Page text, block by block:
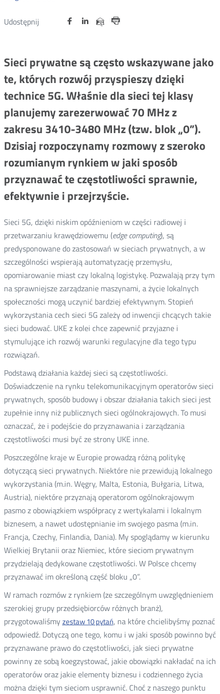
Udostępnij
Udostępnij
Twitter
Otwórz
Udostępnij
Facebook
OtwórzUdostępnij
Linkedin
OtwórzUdostępnij
mail
Sieci prywatne są często wskazywane jako
te, których rozwój przyspieszy dzięki
technice 5G. Właśnie dla sieci tej klasy
planujemy zarezerwować 70 MHz z
zakresu 3410-3480 MHz (tzw. blok „0”).
Dzisiaj rozpoczynamy rozmowy z szeroko
rozumianym rynkiem w jaki sposób
przyznawać te częstotliwości sprawnie,
efektywnie i przejrzyście.
Sieci 5G, dzięki niskim opóźnieniom w części radiowej i
przetwarzaniu krawędziowemu (edge computing), są
predysponowane do zastosowań w sieciach prywatnych, a w
szczególności wspierają automatyzację przemysłu,
opomiarowanie miast czy lokalną logistykę. Pozwalają przy tym
na sprawniejsze zarządzanie maszynami, a życie lokalnych
społeczności mogą uczynić bardziej efektywnym. Stopień
wykorzystania cech sieci 5G zależy od inwencji chcących takie
sieci budować. UKE z kolei chce zapewnić przyjazne i
stymulujące ich rozwój warunki regulacyjne dla tego typu
rozwiązań.
Podstawą działania każdej sieci są częstotliwości.
Doświadczenie na rynku telekomunikacyjnym operatorów sieci
prywatnych, sposób budowy i obszar działania takich sieci jest
zupełnie inny niż publicznych sieci ogólnokrajowych. To musi
oznaczać, że i podejście do przyznawania i zarządzania
częstotliwości musi być ze strony UKE inne.
Poszczególne kraje w Europie prowadzą różną politykę
dotyczącą sieci prywatnych. Niektóre nie przewidują lokalnego
wykorzystania (m.in. Węgry, Malta, Estonia, Bułgaria, Litwa,
Austria), niektóre przyznają operatorom ogólnokrajowym
pasmo z obowiązkiem współpracy z wertykalami i lokalnym
biznesem, a nawet udostępnianie im swojego pasma (m.in.
Francja, Czechy, Finlandia, Dania). My spoglądamy w kierunku
Wielkiej Brytanii oraz Niemiec, które sieciom prywatnym
przydzielają dedykowane częstotliwości. W Polsce chcemy
przyznawać im określoną część bloku „0”.
W ramach rozmów z rynkiem (ze szczególnym uwzględnieniem
szerokiej grupy przedsiębiorców różnych branż),
przygotowaliśmyzestaw 10 pytań, na które chcielibyśmy poznać
odpowiedź. Dotyczą one tego, komu i w jaki sposób powinno być
przyznawane prawo do częstotliwości, jak sieci prywatne
powinny ze sobą koegzystować, jakie obowiązki nakładać na ich
operatorów oraz jakie elementy biznesu i codziennego życia
można dzięki tym sieciom usprawnić. Choć z naszego punktu